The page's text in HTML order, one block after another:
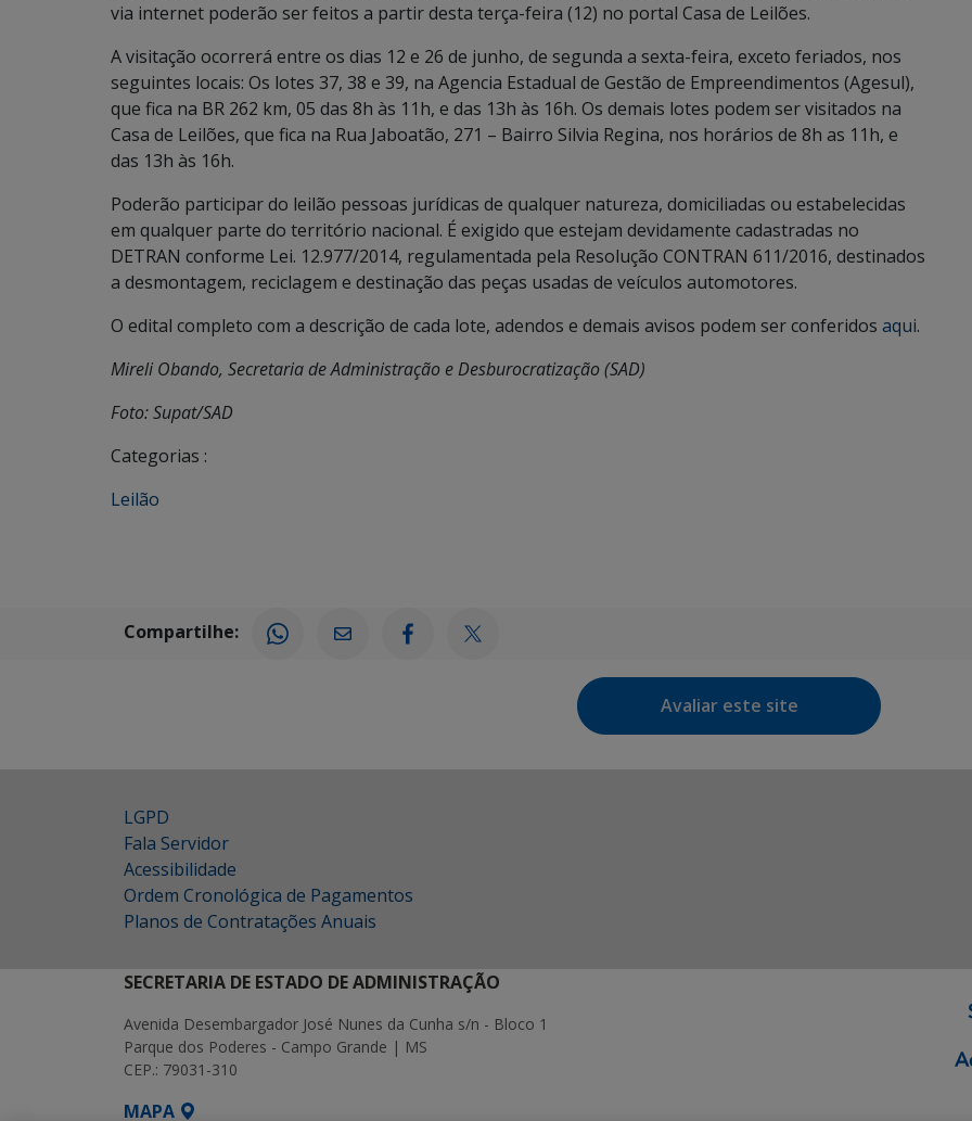
via internet poderão ser feitos a partir desta terça-feira (12) no portal Casa de Leilões.
A visitação ocorrerá entre os dias 12 e 26 de junho, de segunda a sexta-feira, exceto feriados, nos
seguintes locais: Os lotes 37, 38 e 39, na Agencia Estadual de Gestão de Empreendimentos (Agesul),
que fica na BR 262 km, 05 das 8h às 11h, e das 13h às 16h. Os demais lotes podem ser visitados na
Casa de Leilões, que fica na Rua Jaboatão, 271 – Bairro Silvia Regina, nos horários de 8h as 11h, e
das 13h às 16h.
Poderão participar do leilão pessoas jurídicas de qualquer natureza, domiciliadas ou estabelecidas
em qualquer parte do território nacional. É exigido que estejam devidamente cadastradas no
DETRAN conforme Lei. 12.977/2014, regulamentada pela Resolução CONTRAN 611/2016, destinados
a desmontagem, reciclagem e destinação das peças usadas de veículos automotores.
O edital completo com a descrição de cada lote, adendos e demais avisos podem ser conferidos aqui.
Mireli Obando, Secretaria de Administração e Desburocratização (SAD)
Foto: Supat/SAD
Categorias :
Leilão
Compartilhe:
Avaliar este site
LGPD
Fala Servidor
Acessibilidade
Ordem Cronológica de Pagamentos
Planos de Contratações Anuais
SECRETARIA DE ESTADO DE ADMINISTRAÇÃO
Avenida Desembargador José Nunes da Cunha s/n - Bloco 1
Parque dos Poderes - Campo Grande | MS
CEP.: 79031-310
MAPA